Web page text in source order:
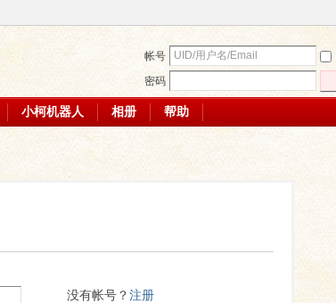
帐号
密码
小柯机器人 相册 帮助
没有帐号？注册